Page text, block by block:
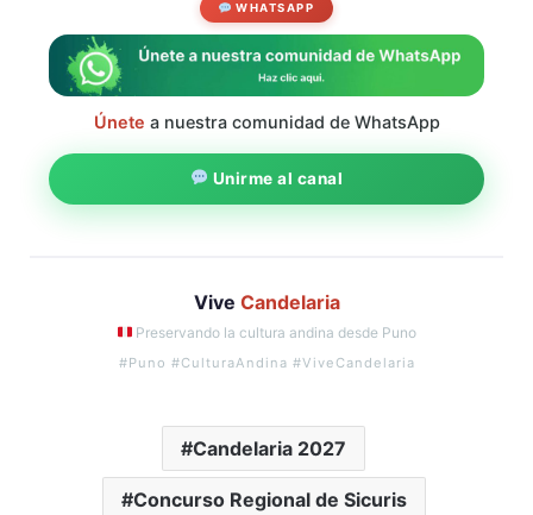
WHATSAPP
Únete a nuestra comunidad de WhatsApp
Unirme al canal
Vive Candelaria
Preservando la cultura andina desde Puno
#Puno #CulturaAndina #ViveCandelaria
Candelaria 2027
Concurso Regional de Sicuris